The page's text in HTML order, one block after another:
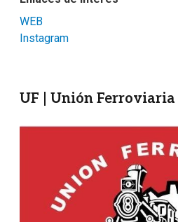
WEB
Instagram
UF | Unión Ferroviaria